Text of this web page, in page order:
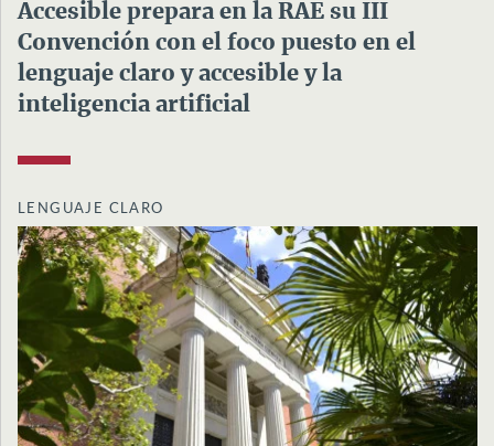
Accesible prepara en la RAE su III
Convención con el foco puesto en el
lenguaje claro y accesible y la
inteligencia artificial
LENGUAJE CLARO